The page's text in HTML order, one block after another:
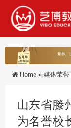
Home » 媒体荣誉
山东省滕
为名誉校